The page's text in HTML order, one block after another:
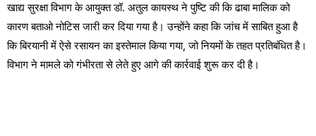
खाद्य सुरक्षा विभाग के आयुक्त डॉ. अतुल कायस्थ ने पुष्टि की कि ढाबा मालिक को
कारण बताओ नोटिस जारी कर दिया गया है। उन्होंने कहा कि जांच में साबित हुआ है
कि बिरयानी में ऐसे रसायन का इस्तेमाल किया गया, जो नियमों के तहत प्रतिबंधित है।
विभाग ने मामले को गंभीरता से लेते हुए आगे की कार्रवाई शुरू कर दी है।